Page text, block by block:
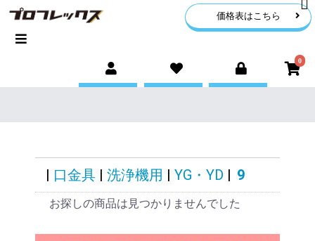
価格表はこちら
0
| 口金具 | 洗浄機用 | YG・YD | 9
お探しの商品は見つかりませんでした